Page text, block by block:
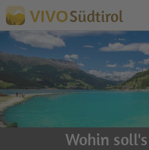
VIVOSüdtirol
Wohin